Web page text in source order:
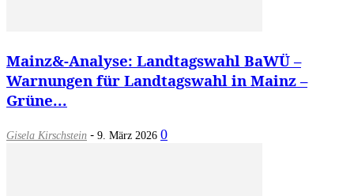
Mainz&-Analyse: Landtagswahl BaWÜ –
Warnungen für Landtagswahl in Mainz –
Grüne...
Gisela Kirschstein - 9. März 2026 0